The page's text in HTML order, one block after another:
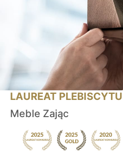
LAUREAT
Meble Zając